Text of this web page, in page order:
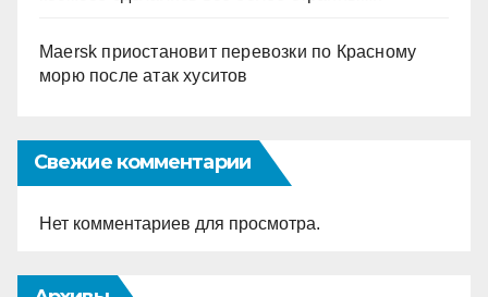
Maersk приостановит перевозки по Красному
морю после атак хуситов
Свежие комментарии
Нет комментариев для просмотра.